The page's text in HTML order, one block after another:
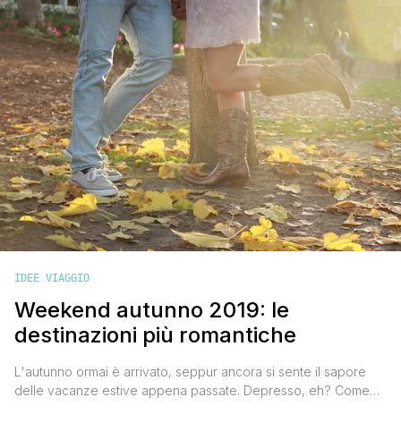
IDEE VIAGGIO
Weekend autunno 2019: le
destinazioni più romantiche
L'autunno ormai è arrivato, seppur ancora si sente il sapore
delle vacanze estive appena passate. Depresso, eh? Come